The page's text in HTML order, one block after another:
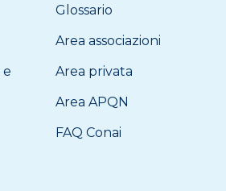
e
Glossario
Area associazioni
Area privata
Area APQN
FAQ Conai